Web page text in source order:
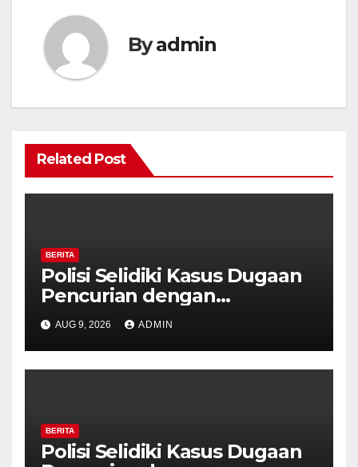
Byadmin
Related Post
BERITA
Polisi Selidiki Kasus Dugaan
Pencurian dengan
Kekerasan di Counter HP
Royal Phone Ambarawa.
AUG 9, 2026 ADMIN
BERITA
Polisi Selidiki Kasus Dugaan